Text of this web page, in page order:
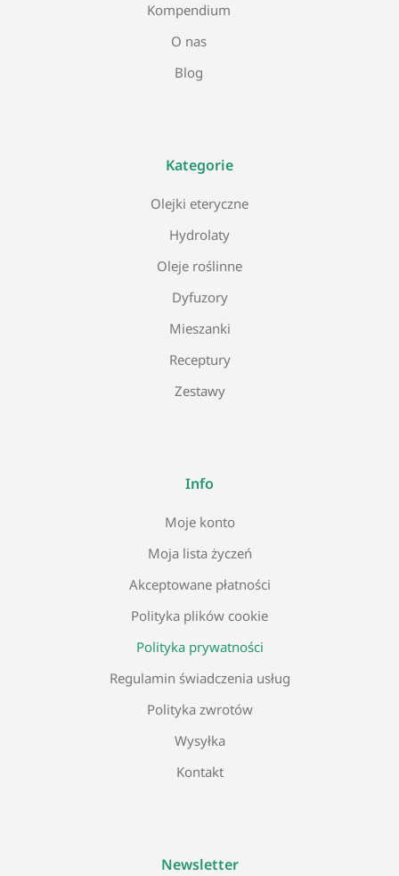
Kompendium
O nas
Blog
Kategorie
Olejki eteryczne
Hydrolaty
Oleje roślinne
Dyfuzory
Mieszanki
Receptury
Zestawy
Info
Moje konto
Moja lista życzeń
Akceptowane płatności
Polityka plików cookie
Polityka prywatności
Regulamin świadczenia usług
Polityka zwrotów
Wysyłka
Kontakt
Newsletter